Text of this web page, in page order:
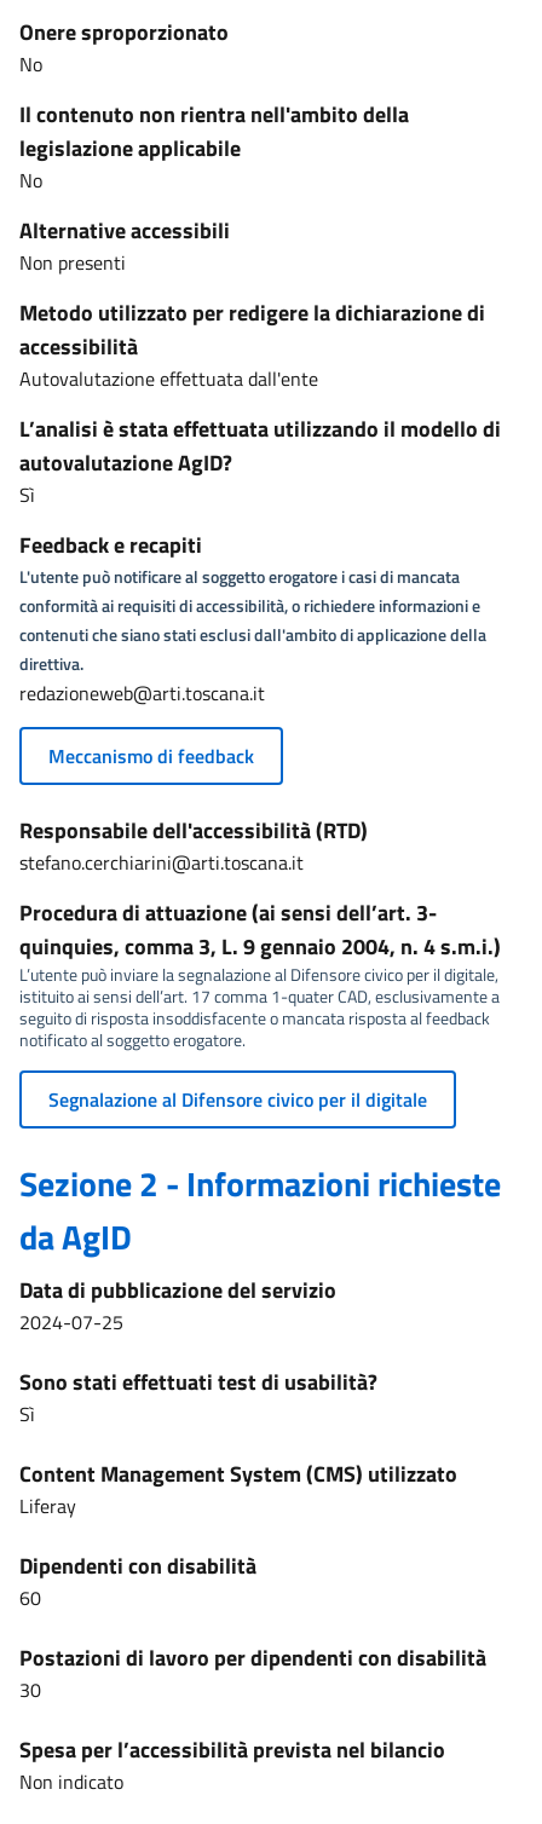
Onere sproporzionato
No
Il contenuto non rientra nell'ambito della
legislazione applicabile
No
Alternative accessibili
Non presenti
Metodo utilizzato per redigere la dichiarazione di
accessibilità
Autovalutazione effettuata dall'ente
L’analisi è stata effettuata utilizzando il modello di
autovalutazione AgID?
Sì
Feedback e recapiti
L'utente può notificare al soggetto erogatore i casi di mancata
conformità ai requisiti di accessibilità, o richiedere informazioni e
contenuti che siano stati esclusi dall'ambito di applicazione della
direttiva.
redazioneweb@arti.toscana.it
Meccanismo di feedback
Responsabile dell'accessibilità (RTD)
stefano.cerchiarini@arti.toscana.it
Procedura di attuazione (ai sensi dell’art. 3-
quinquies, comma 3, L. 9 gennaio 2004, n. 4 s.m.i.)
L’utente può inviare la segnalazione al Difensore civico per il digitale,
istituito ai sensi dell’art. 17 comma 1-quater CAD, esclusivamente a
seguito di risposta insoddisfacente o mancata risposta al feedback
notificato al soggetto erogatore.
Segnalazione al Difensore civico per il digitale
Sezione 2 - Informazioni richieste
da AgID
Data di pubblicazione del servizio
2024-07-25
Sono stati effettuati test di usabilità?
Sì
Content Management System (CMS) utilizzato
Liferay
Dipendenti con disabilità
60
Postazioni di lavoro per dipendenti con disabilità
30
Spesa per l’accessibilità prevista nel bilancio
Non indicato